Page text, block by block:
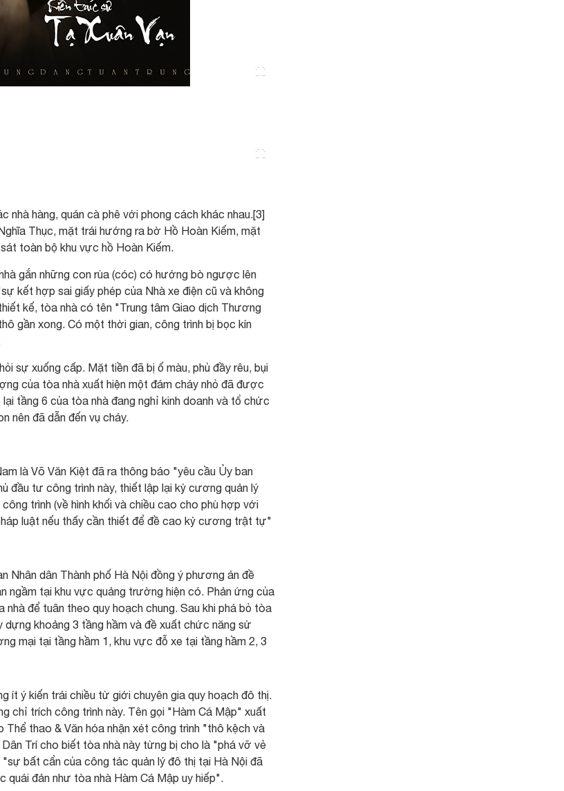
hàng, quán cà phê với phong cách khác nhau.[3]
Thục, mặt trái hướng ra bờ Hồ Hoàn Kiếm, mặt
toàn bộ khu vực hồ Hoàn Kiếm.
gắn những con rùa (cóc) có hướng bò ngược lên
kết hợp sai giấy phép của Nhà xe điện cũ và không
kế, tòa nhà có tên "Trung tâm Giao dịch Thương
gần xong. Có một thời gian, công trình bị bọc kín
sự xuống cấp. Mặt tiền đã bị ố màu, phủ đầy rêu, bụi
của tòa nhà xuất hiện một đám cháy nhỏ đã được
tầng 6 của tòa nhà đang nghỉ kinh doanh và tổ chức
nên đã dẫn đến vụ cháy.
là Võ Văn Kiệt đã ra thông báo "yêu cầu Ủy ban
đầu tư công trình này, thiết lập lại kỷ cương quản lý
trình (về hình khối và chiều cao cho phù hợp với
luật nếu thấy cần thiết để đề cao kỷ cương trật tự"
Nhân dân Thành phố Hà Nội đồng ý phương án đề
ngầm tại khu vực quảng trường hiện có. Phản ứng của
để tuân theo quy hoạch chung. Sau khi phá bỏ tòa
dựng khoảng 3 tầng hầm và đề xuất chức năng sử
mại tại tầng hầm 1, khu vực đỗ xe tại tầng hầm 2, 3
ít ý kiến trái chiều từ giới chuyên gia quy hoạch đô thị.
chỉ trích công trình này. Tên gọi "Hàm Cá Mập" xuất
thao & Văn hóa nhận xét công trình "thô kệch và
Trí cho biết tòa nhà này từng bị cho là "phá vỡ vẻ
bất cẩn của công tác quản lý đô thị tại Hà Nội đã
đản như tòa nhà Hàm Cá Mập uy hiếp".